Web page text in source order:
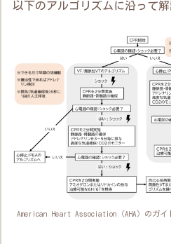
以下のアルゴリズムに沿って解
American Heart Association（AHA）のガイ